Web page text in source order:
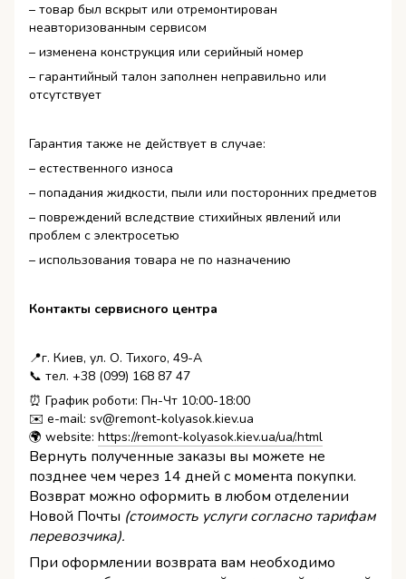
– товар был вскрыт или отремонтирован
неавторизованным сервисом
– изменена конструкция или серийный номер
– гарантийный талон заполнен неправильно или
отсутствует
Гарантия также не действует в случае:
– естественного износа
– попадания жидкости, пыли или посторонних предметов
– повреждений вследствие стихийных явлений или
проблем с электросетью
– использования товара не по назначению
Контакты сервисного центра
📍г. Киев, ул. О. Тихого, 49-А
📞 тел. +38 (099) 168 87 47
⏰ График роботи: Пн-Чт 10:00-18:00
✉️ e-mail: sv@remont-kolyasok.kiev.ua
🌍 website: https://remont-kolyasok.kiev.ua/ua/.html
Вернуть полученные заказы вы можете не
позднее чем через 14 дней с момента покупки.
Возврат можно оформить в любом отделении
Новой Почты (стоимость услуги согласно тарифам
перевозчика).
При оформлении возврата вам необходимо